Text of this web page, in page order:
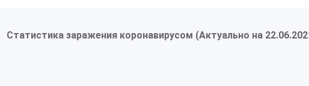
Статистика заражения коронавирусом (Актуально на